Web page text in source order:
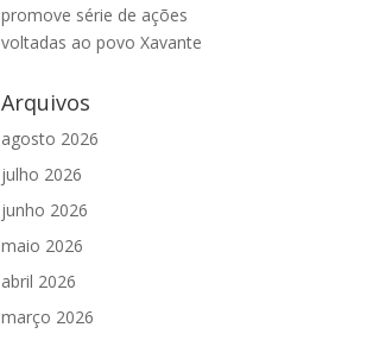
promove série de ações
voltadas ao povo Xavante
Arquivos
agosto 2026
julho 2026
junho 2026
maio 2026
abril 2026
março 2026